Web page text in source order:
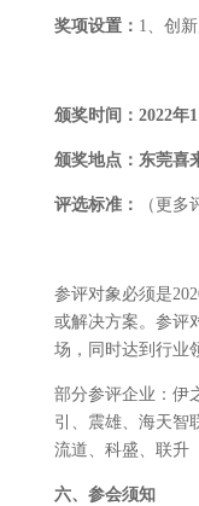
奖项设置： 1、创
颁奖时间：2022年1
颁奖地点：东莞喜
评选标准： （更多
参评对象必须是
或解决方案。参评
场，同时达到行业
部分参评企业：伊
引、震雄、海天智
流道、科盛、联升
六、参会须知